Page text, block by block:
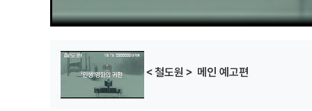
＜철도원＞ 메인 예고편